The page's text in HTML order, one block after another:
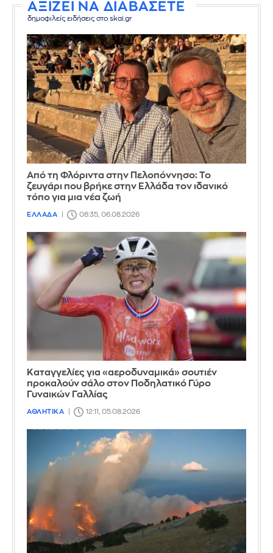
ΑΞΙΖΕΙ ΝΑ ΔΙΑΒΑΣΕΤΕ
δημοφιλείς ειδήσεις στο skai.gr
Από τη Φλόριντα στην Πελοπόννησο: Το
ζευγάρι που βρήκε στην Ελλάδα τον ιδανικό
τόπο για μια νέα ζωή
ΕΛΛΑΔΑ 08:35, 06.08.2026
Καταγγελίες για «αεροδυναμικά» σουτιέν
προκαλούν σάλο στον Ποδηλατικό Γύρο
Γυναικών Γαλλίας
ΑΘΛΗΤΙΚΑ 12:11, 05.08.2026